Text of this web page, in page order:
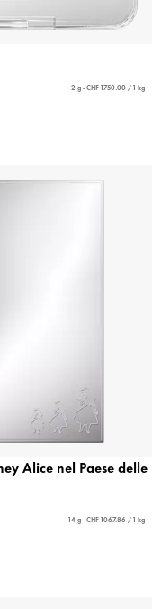
2 g - CHF 1750.00 / 1 kg
Alice nel Paese delle
14 g - CHF 1067.86 / 1 kg